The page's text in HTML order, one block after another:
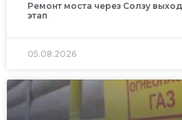
Ремонт моста через Солзу
этап
05.08.2026